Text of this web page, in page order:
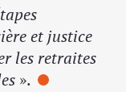
et justice
les retraites
».